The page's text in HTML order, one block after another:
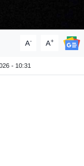
A- A+
- 10:31